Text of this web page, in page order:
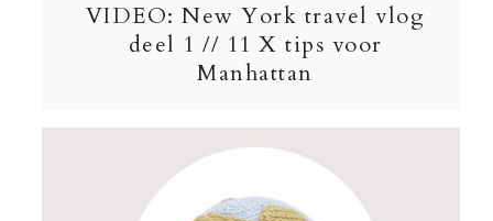
VIDEO: New York travel vlog
deel 1 // 11 X tips voor
Manhattan